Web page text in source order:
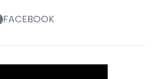
FACEBOOK